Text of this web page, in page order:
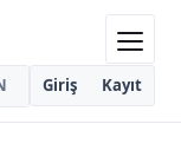
DE AR
Giriş Kayıt